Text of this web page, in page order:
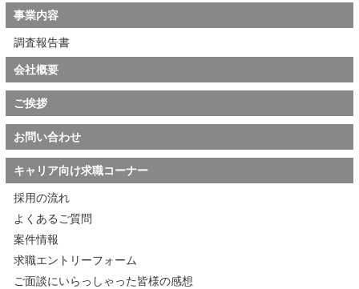
事業内容
調査報告書
会社概要
ご挨拶
お問い合わせ
キャリア向け求職コーナー
採用の流れ
よくあるご質問
案件情報
求職エントリーフォーム
ご面談にいらっしゃった皆様の感想